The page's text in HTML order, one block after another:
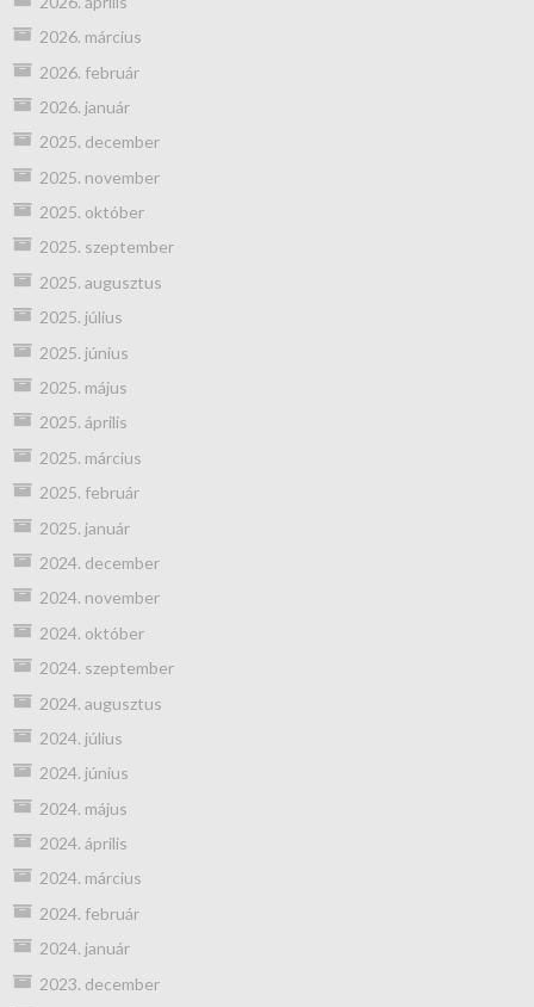
2026. március
2026. február
2026. január
2025. december
2025. november
2025. október
2025. szeptember
2025. augusztus
2025. július
2025. június
2025. május
2025. április
2025. március
2025. február
2025. január
2024. december
2024. november
2024. október
2024. szeptember
2024. augusztus
2024. július
2024. június
2024. május
2024. április
2024. március
2024. február
2024. január
2023. december